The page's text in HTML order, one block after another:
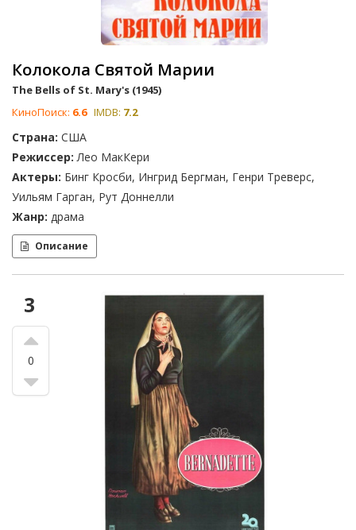
Колокола Святой Марии
The Bells of St. Mary's (1945)
КиноПоиск: 6.6 IMDB: 7.2
Страна: США
Режиссер: Лео МакКери
Актеры: Бинг Кросби, Ингрид Бергман, Генри Треверс,
Уильям Гарган, Рут Доннелли
Жанр: драма
Описание
3
0